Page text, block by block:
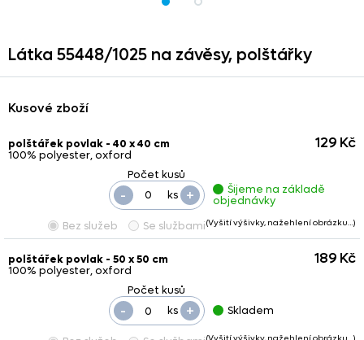
Látka 55448/1025 na závěsy, polštářky
Kusové zboží
polštářek povlak - 40 x 40 cm
100% polyester, oxford
ks +
-
129 Kč
Šijeme na základě
objednávky
Bez služeb
Se službami(Vyšití výšivky, nažehlení obrázku…)
polštářek povlak - 50 x 50 cm
100% polyester, oxford
ks +
-
189 Kč
Skladem